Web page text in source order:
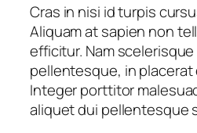
Cras in nisi id turpis
Aliquam at sapien non
efficitur. Nam
pellentesque, in placerat
Integer porttitor
aliquet dui pellentesque